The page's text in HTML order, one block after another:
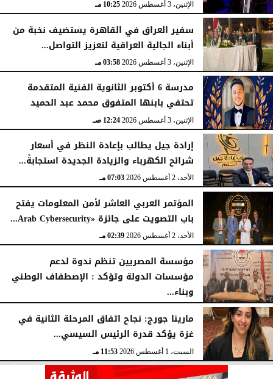
الإثنين، 3 أغسطس 2026 10:25 مـ
سفير العراق في القاهرة يستضيف نخبة من
أبناء الجالية العراقية لتعزيز التواصل...
الإثنين، 3 أغسطس 2026 03:58 مـ
مدرسة 6 أكتوبر الثانوية الفنية المتقدمة
تحتفي بابنها المتفوق محمد عبد الحميد
الإثنين، 3 أغسطس 2026 12:24 صـ
إرادة جيل يطالب بإعادة النظر في أسعار
شرائح الكهرباء والزيادة الجديدة استجابةً...
الأحد، 2 أغسطس 2026 07:03 مـ
المؤتمر العربي العاشر لأمن المعلومات يفتح
باب التصويت على جائزة «Arab Cybersecurity...
الأحد، 2 أغسطس 2026 02:39 مـ
مؤسسة المصريين تنظم ندوة لدعم
مؤسسات الدولة وتؤكد : الإصطفاف الوطني
وبناء...
الأحد، 2 أغسطس 2026 10:20 صـ
مارينا جورج: نجاح اتفاق المرحلة الثانية في
غزة يؤكد قدرة الرئيس السيسي...
السبت، 1 أغسطس 2026 11:53 مـ